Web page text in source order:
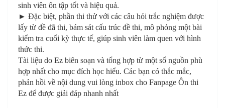
sinh viên ôn tập tốt và hiệu quả.
► Đặc biệt, phần thi thử với các câu hỏi trắc nghiệm được
lấy từ đề đã thi, bám sát cấu trúc đề thi, mô phỏng một bài
kiểm tra cuối kỳ thực tế, giúp sinh viên làm quen với hình
thức thi.
Tài liệu do Ez biên soạn và tổng hợp từ một số nguồn phù
hợp nhất cho mục đích học hiểu. Các bạn có thắc mắc,
phản hồi về nội dung vui lòng inbox cho Fanpage Ôn thi
Ez để được giải đáp nhanh nhất